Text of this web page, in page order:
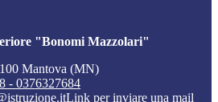
"Bonomi Mazzolari"
Mantova (MN)
- 0376327684
Link per inviare una mail